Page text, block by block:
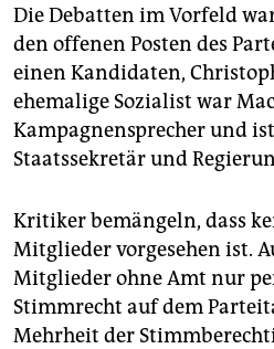
Die Debatten im Vorfeld
den offenen Posten des
einen Kandidaten,
ehemalige Sozialist war
Kampagnensprecher und
Staatssekretär und
Kritiker bemängeln, dass
Mitglieder vorgesehen ist.
Mitglieder ohne Amt nur
Stimmrecht auf dem
Mehrheit der